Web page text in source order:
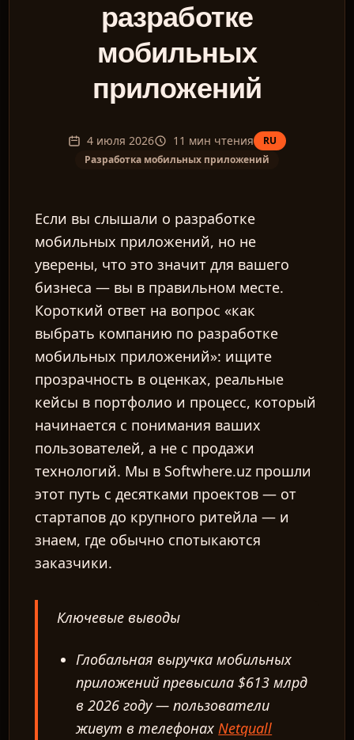
разработке
мобильных
приложений
4 июля 2026 11 мин чтения
RU
Разработка мобильных приложений
Если вы слышали о разработке
мобильных приложений, но не
уверены, что это значит для вашего
бизнеса — вы в правильном месте.
Короткий ответ на вопрос «как
выбрать компанию по разработке
мобильных приложений»: ищите
прозрачность в оценках, реальные
кейсы в портфолио и процесс, который
начинается с понимания ваших
пользователей, а не с продажи
технологий. Мы в Softwhere.uz прошли
этот путь с десятками проектов — от
стартапов до крупного ритейла — и
знаем, где обычно спотыкаются
заказчики.
Ключевые выводы
Глобальная выручка мобильных
приложений превысила $613 млрд
в 2026 году — пользователи
живут в телефонахNetquall